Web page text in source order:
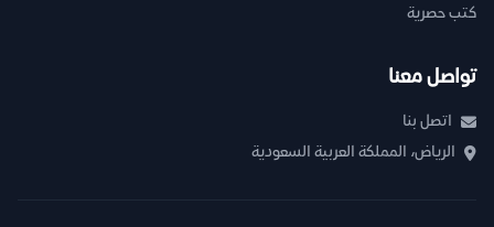
كتب حصرية
تواصل معنا
اتصل بنا
الرياض، المملكة العربية السعودية